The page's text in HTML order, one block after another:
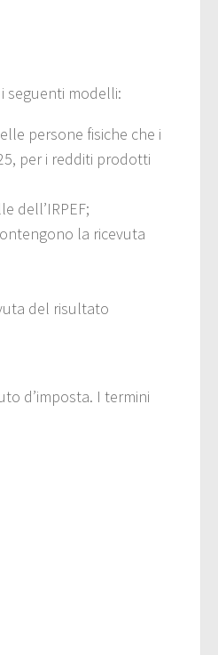
seguenti modelli:
persone fisiche che i
per i redditi prodotti
dell’IRPEF;
la ricevuta
del risultato
d’imposta. I termini